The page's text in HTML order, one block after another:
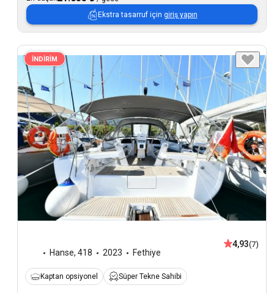
Ekstra tasarruf için giriş yapın
İNDİRİM
Hanse, 418 2023 Fethiye
4,93(7)
Kaptan opsiyonel Süper Tekne Sahibi